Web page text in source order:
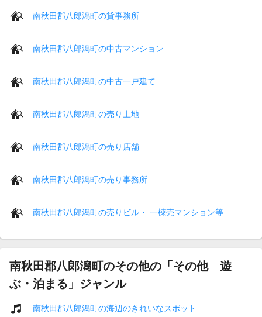
南秋田郡八郎潟町の貸事務所
南秋田郡八郎潟町の中古マンション
南秋田郡八郎潟町の中古一戸建て
南秋田郡八郎潟町の売り土地
南秋田郡八郎潟町の売り店舗
南秋田郡八郎潟町の売り事務所
南秋田郡八郎潟町の売りビル・ 一棟売マンション等
南秋田郡八郎潟町のその他の「その他 遊
ぶ・泊まる」ジャンル
南秋田郡八郎潟町の海辺のきれいなスポット